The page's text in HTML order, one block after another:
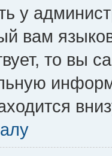
у
вам
то вы